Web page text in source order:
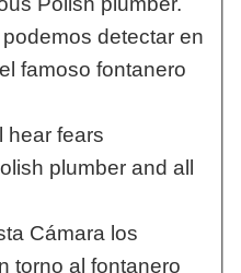
detectar en
famoso fontanero
hear fears
plumber and all
Cámara los
torno al fontanero